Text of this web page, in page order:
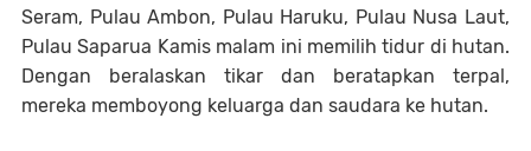
Seram, Pulau Ambon, Pulau Haruku, Pulau Nusa Laut,
Pulau Saparua Kamis malam ini memilih tidur di hutan.
Dengan beralaskan tikar dan beratapkan terpal,
mereka memboyong keluarga dan saudara ke hutan.